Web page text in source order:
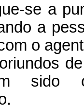
se a
a
o
sido